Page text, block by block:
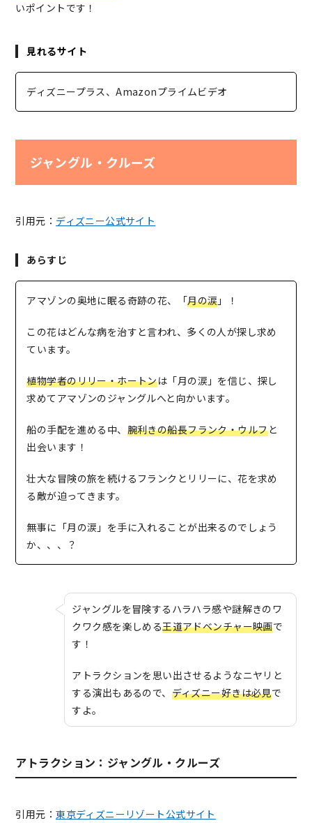
いポイントです！
見れるサイト
ディズニープラス、Amazonプライムビデオ
ジャングル・クルーズ
引用元： ディズニー公式サイト
あらすじ
アマゾンの奥地に眠る奇跡の花、「月の涙 」！
この花はどんな病を治すと言われ、多くの人が探し求め
ています。
植物学者のリリー・ホートンは「月の涙」を信じ、探し
求めてアマゾンのジャングルへと向かいます。
船の手配を進める中、 腕利きの船長フランク・ウルフと
出会います！
壮大な冒険の旅を続けるフランクとリリーに、花を求め
る敵が迫ってきます。
無事に「月の涙」を手に入れることが出来るのでしょう
か、、、？
ジャングルを冒険するハラハラ感や謎解きのワ
クワク感を楽しめる王道アドベンチャー映画で
す！
アトラクションを思い出させるようなニヤリと
する演出もあるので、 ディズニー好きは必見で
すよ。
アトラクション：ジャングル・クルーズ
引用元：東京ディズニーリゾート公式サイト